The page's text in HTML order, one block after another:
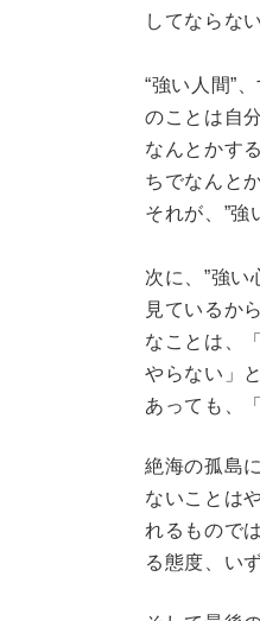
してならな
“強い人間”
のことは自
なんとかす
ちでなんと
それが、”強
次に、”強
見ているか
なことは、
やらない」
あっても、
絶海の孤島
ないことは
れるもので
る態度、い